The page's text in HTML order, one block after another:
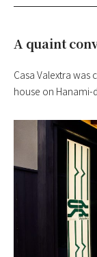
A quaint
Casa Valextra
house on Hanami-